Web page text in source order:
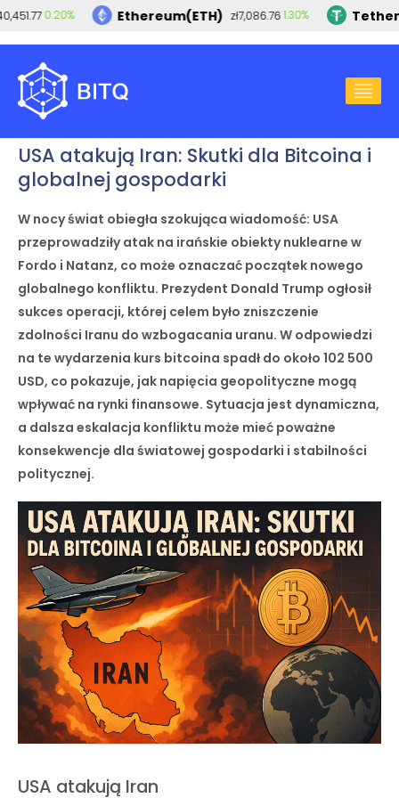
2025-06-23
USA atakują Iran: Skutki dla Bitcoina i
globalnej gospodarki
W nocy świat obiegła szokująca wiadomość: USA
przeprowadziły atak na irańskie obiekty nuklearne w
Fordo i Natanz, co może oznaczać początek nowego
globalnego konfliktu. Prezydent Donald Trump ogłosił
sukces operacji, której celem było zniszczenie
zdolności Iranu do wzbogacania uranu. W odpowiedzi
na te wydarzenia kurs bitcoina spadł do około 102 500
USD, co pokazuje, jak napięcia geopolityczne mogą
wpływać na rynki finansowe. Sytuacja jest dynamiczna,
a dalsza eskalacja konfliktu może mieć poważne
konsekwencje dla światowej gospodarki i stabilności
politycznej.
USA atakują Iran
0.20% Ethereum(ETH) zł7,086.761.30%